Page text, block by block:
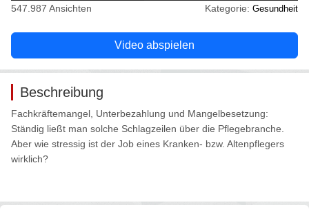
547.987 Ansichten Kategorie: Gesundheit
Video abspielen
Beschreibung
Fachkräftemangel, Unterbezahlung und Mangelbesetzung:
Ständig ließt man solche Schlagzeilen über die Pflegebranche.
Aber wie stressig ist der Job eines Kranken- bzw. Altenpflegers
wirklich?